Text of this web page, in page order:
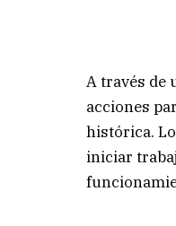
A través de
acciones
histórica.
iniciar